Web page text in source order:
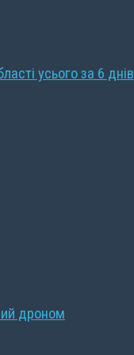
усього за 6 днів
дроном